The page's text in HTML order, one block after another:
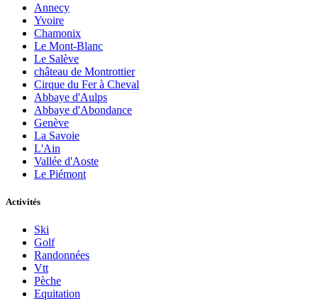
Annecy
Yvoire
Chamonix
Le Mont-Blanc
Le Salève
château de Montrottier
Cirque du Fer à Cheval
Abbaye d'Aulps
Abbaye d'Abondance
Genève
La Savoie
L'Ain
Vallée d'Aoste
Le Piémont
Activités
Ski
Golf
Randonnées
Vtt
Pèche
Equitation